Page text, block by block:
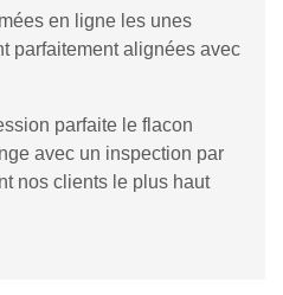
en ligne les unes
parfaitement alignées avec
parfaite le flacon
avec un inspection par
nos clients le plus haut